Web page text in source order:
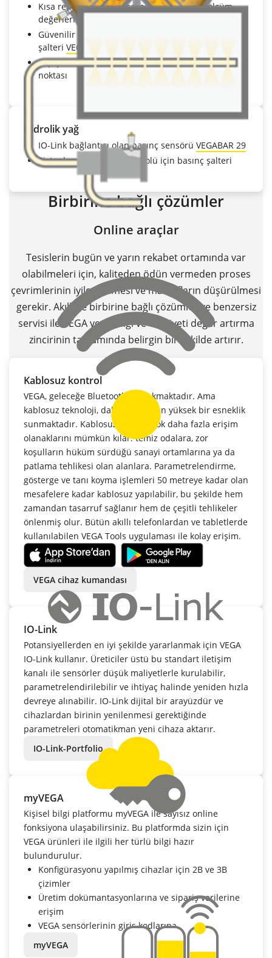
Kısa reaksiyon süresi sayesinde güvenilir ölçüm
değerleri
Güvenilir limit seviyesi ölçümü için kapasitif limit
şalteri VEGAPOINT 24
Yapışma oluşumunda dahi güvenli açma-kapama
noktası
Hidrolik yağ
IO-Link bağlantısı olan basınç sensörü VEGABAR 29
Pistonların optimum kontrolü için basınç şalteri
Birbirine bağlı çözümler
Online araçlar
Tesislerin bugün ve yarın rekabet ortamında var
olabilmeleri için, kaliteden ödün vermeden proses
çevrimlerinin iyileştirilmesi ve masrafların düşürülmesi
gerekir. Akıllı ve birbirine bağlı çözümler ve benzersiz
servisi ile VEGA verimliliği ve emniyeti değer artırma
zincirinin tamamında belirgin bir şekilde artırır.
Kablosuz kontrol
VEGA, geleceğe Bluetooth ile bakmaktadır. Ama
kablosuz teknoloji, daha bugünden yüksek bir esneklik
sunmaktadır. Kablosuz iletişim çok daha fazla erişim
olanaklarını mümkün kılar: temiz odalara, zor
koşulların hüküm sürdüğü sanayi ortamlarına ya da
patlama tehlikesi olan alanlara. Parametrelendirme,
gösterge ve tanı koyma işlemleri 50 metreye kadar olan
mesafelere kadar kablosuz yapılabilir, bu şekilde hem
zamandan tasarruf sağlanır hem de çeşitli tehlikeler
önlenmiş olur. Bütün akıllı telefonlardan ve tabletlerde
kullanılabilen VEGA Tools uygulaması ile kolay erişim.
VEGA cihaz kumandası
IO-Link
Potansiyellerden en iyi şekilde yararlanmak için VEGA
IO-Link kullanır. Üreticiler üstü bu standart iletişim
kanalı ile sensörler düşük maliyetlerle kurulabilir,
parametrelendirilebilir ve ihtiyaç halinde yeniden hızla
devreye alınabilir. IO-Link dijital bir arayüzdür ve
cihazlardan birinin yenilenmesi gerektiğinde
parametreleri otomatikman yeni cihaza aktarır.
IO-Link-Portfolio
myVEGA
Kişisel bilgi platformu myVEGA ile sayısız online
fonksiyona ulaşabilirsiniz. Bu platformda sizin için
VEGA ürünleri ile ilgili her türlü bilgi hazır
bulundurulur.
Konfigürasyonu yapılmış cihazlar için 2B ve 3B
çizimler
Üretim dokümantasyonlarına ve sipariş verilerine
erişim
VEGA sensörlerinin giriş kodlarına
myVEGA